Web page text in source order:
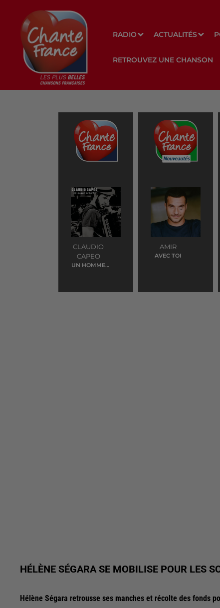
RADIO ACTUALITÉS
RETROUVEZ UNE CHANSON
CLAUDIO
CAPEO
UN HOMME
AMIR
AVEC TOI
HÉLÈNE SÉGARA SE MOBILISE POUR LES
Hélène Ségara retrousse ses manches et récolte des fonds